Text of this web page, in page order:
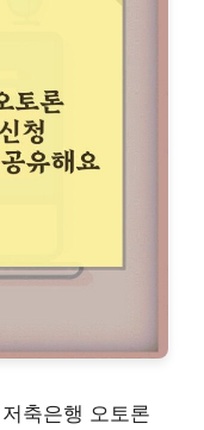
축은행 오토론